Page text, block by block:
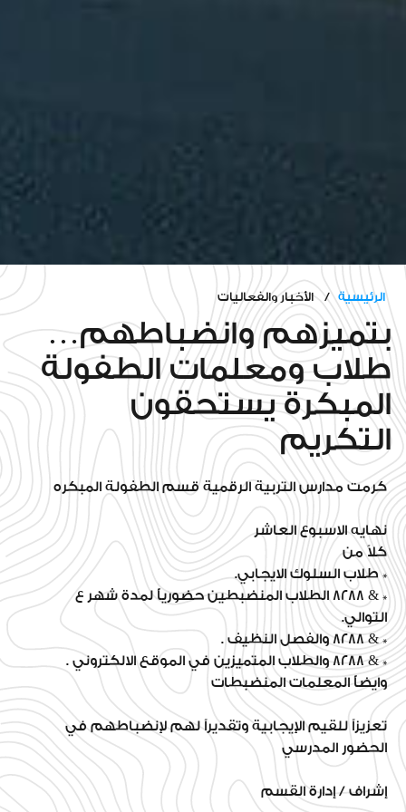
الرئيسية / الأخبار والفعاليات
بتميزهم وانضباطهم…
طلاب ومعلمات الطفولة
المبكرة يستحقون
التكريم
كرمت مدارس التربية الرقمية قسم الطفولة المبكره
نهايه الاسبوع العاشر
كلاً من
* طلاب السلوك الايجابي.
* & 8288 الطلاب المنضبطين حضورياً لمدة شهر ع
التوالي.
* & 8288 والفصل النظيف .
* & 8288 والطلاب المتميزين في الموقع الالكتروني .
وايضاً المعلمات المنضبطات
تعزيزاً للقيم الإيجابية وتقديراً لهم لإنضباطهم في
الحضور المدرسي
إشراف / إدارة القسم